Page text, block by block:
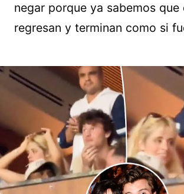
negar porque ya sabemos que
regresan y terminan como si